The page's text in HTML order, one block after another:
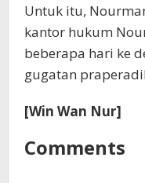
Untuk itu,
kantor hukum
beberapa hari ke
gugatan
[Win Wan Nur]
Comments